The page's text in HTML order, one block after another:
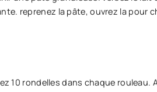
reprenez la pâte, ouvrez la pour
10 rondelles dans chaque rouleau.